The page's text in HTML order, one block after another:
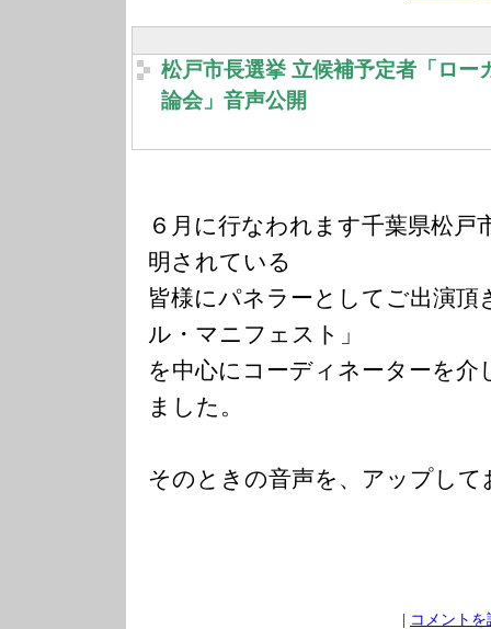
松戸市長選挙 立候補予定者「ロー
論会」音声公開
６月に行なわれます千葉県松戸
明されている
皆様にパネラーとしてご出演頂
ル・マニフェスト」
を中心にコーディネーターを介
ました。
そのときの音声を、アップし
| コメント